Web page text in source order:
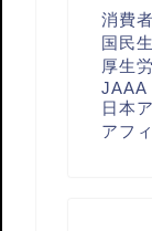
消費
国民
厚生
JAAA
日本
アフ